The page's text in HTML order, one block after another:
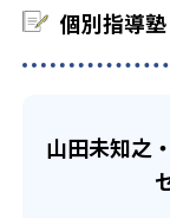
わらなかった場
め、成績アップ
高校生コースで
生徒に向いてい
定員制とはい
中力を乱される
個別指導
山田未知之